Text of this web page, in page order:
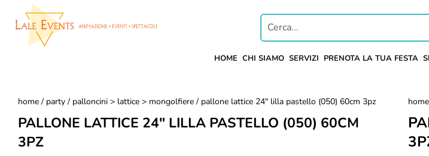
HOME CHI SIAMO SERVIZI PRENOTA LA TUA FESTA
home / party / palloncini > lattice > mongolfiere / pallone lattice 24" lilla pastello (050) 60cm 3pz
PALLONE LATTICE 24" LILLA PASTELLO (050) 60CM
3PZ
home